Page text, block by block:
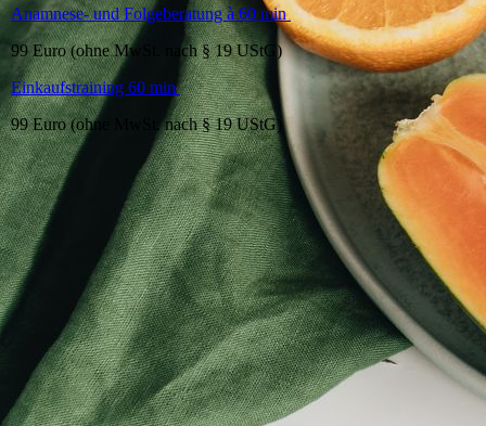
Anamnese- und Folgeberatung à 60 min
99 Euro (ohne MwSt. nach § 19 UStG)
Einkaufstraining 60 min
99 Euro (ohne MwSt. nach § 19 UStG)